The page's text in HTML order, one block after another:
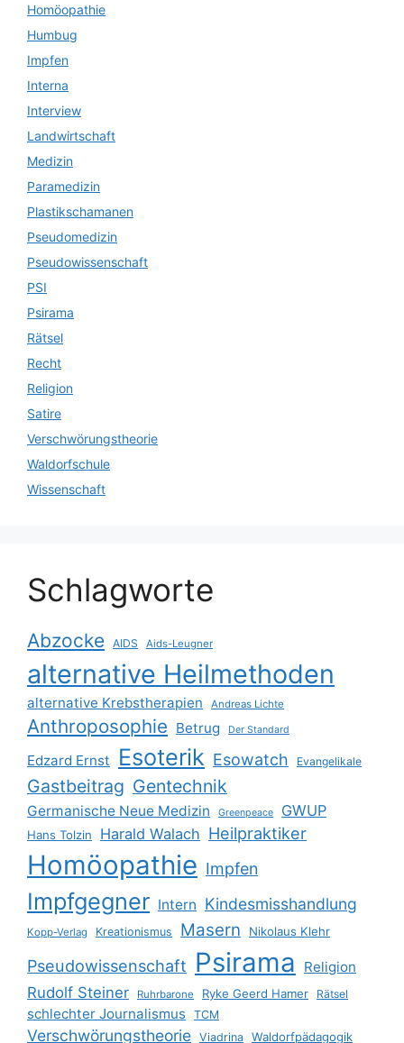
Homöopathie
Humbug
Impfen
Interna
Interview
Landwirtschaft
Medizin
Paramedizin
Plastikschamanen
Pseudomedizin
Pseudowissenschaft
PSI
Psirama
Rätsel
Recht
Religion
Satire
Verschwörungstheorie
Waldorfschule
Wissenschaft
Schlagworte
Abzocke AIDS Aids-Leugner
alternative Heilmethoden
alternative Krebstherapien Andreas Lichte
Anthroposophie Betrug Der Standard
Edzard Ernst Esoterik Esowatch Evangelikale
Gastbeitrag Gentechnik
Germanische Neue Medizin Greenpeace GWUP
Hans Tolzin Harald Walach Heilpraktiker
Homöopathie Impfen
Impfgegner Intern Kindesmisshandlung
Kopp-Verlag Kreationismus Masern Nikolaus Klehr
Pseudowissenschaft Psirama Religion
Rudolf Steiner Ruhrbarone Ryke Geerd Hamer Rätsel
schlechter Journalismus TCM
Verschwörungstheorie Viadrina Waldorfpädagogik